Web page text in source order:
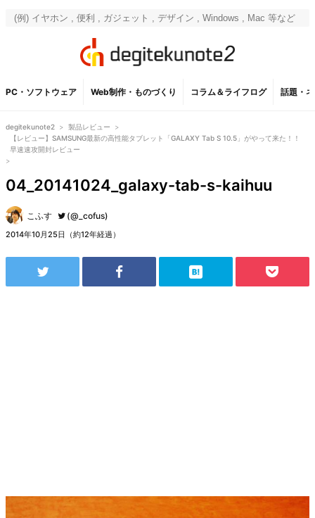
PC・ソフトウェア Web制作・ものづくり コラム＆ライフログ 話題・
degitekunote2 > 製品レビュー
>
【レビュー】SAMSUNG最新の高性能タブレット「GALAXY Tab S 10.5」がやって来た！！
早速速攻開封レビュー
>
04_20141024_galaxy-tab-s-kaihuu
こふす (@_cofus)
2014年10月25日（約12年経過）